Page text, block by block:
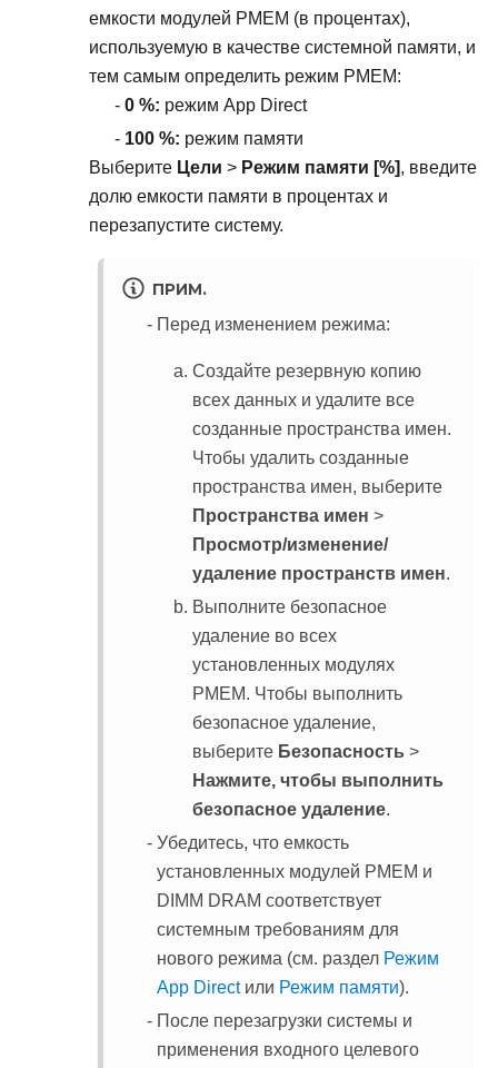
емкости модулей PMEM (в процентах),
используемую в качестве системной памяти, и
тем самым определить режим PMEM:
0 %: режим App Direct
100 %: режим памяти
Выберите Цели > Режим памяти [%], введите
долю емкости памяти в процентах и
перезапустите систему.
ПРИМ.
Перед изменением режима:
Создайте резервную копию
всех данных и удалите все
созданные пространства имен.
Чтобы удалить созданные
пространства имен, выберите
Пространства имен >
Просмотр/изменение/
удаление пространств имен.
Выполните безопасное
удаление во всех
установленных модулях
PMEM. Чтобы выполнить
безопасное удаление,
выберите Безопасность >
Нажмите, чтобы выполнить
безопасное удаление.
Убедитесь, что емкость
установленных модулей PMEM и
DIMM DRAM соответствует
системным требованиям для
нового режима (см. раздел Режим
App Directили Режим памяти).
После перезагрузки системы и
применения входного целевого